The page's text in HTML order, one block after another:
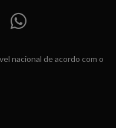
nacional de acordo com o